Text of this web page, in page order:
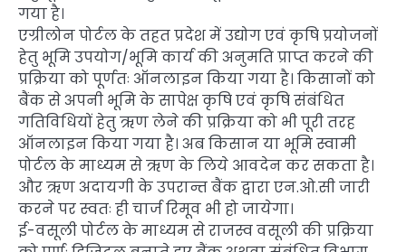
गया है।
एग्रीलोन पोर्टल के तहत प्रदेश में उद्योग एवं कृषि प्रयोजनों
हेतु भूमि उपयोग/भूमि कार्य की अनुमति प्राप्त करने की
प्रक्रिया को पूर्णतः ऑनलाइन किया गया है। किसानों को
बैंक से अपनी भूमि के सापेक्ष कृषि एवं कृषि संबंधित
गतिविधियों हेतु ऋण लेने की प्रक्रिया को भी पूरी तरह
ऑनलाइन किया गया है। अब किसान या भूमि स्वामी
पोर्टल के माध्यम से ऋण के लिये आवदेन कर सकता है।
और ऋण अदायगी के उपरान्त बैंक द्वारा एन.ओ.सी जारी
करने पर स्वतः ही चार्ज रिमूव भी हो जायेगा।
ई-वसूली पोर्टल के माध्यम से राजस्व वसूली की प्रक्रिया